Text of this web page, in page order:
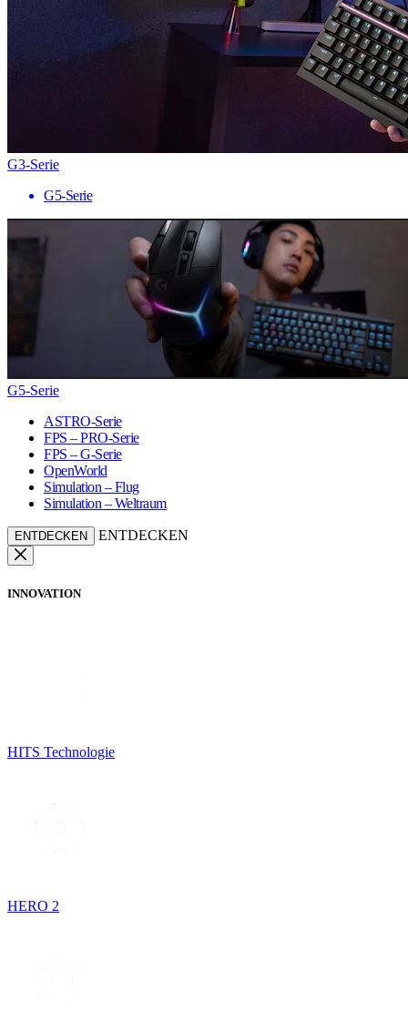
G3-Serie
G5-Serie
G5-Serie
ASTRO-Serie
FPS – PRO-Serie
FPS – G-Serie
OpenWorld
Simulation – Flug
Simulation – Weltraum
ENTDECKEN ENTDECKEN
INNOVATION
HITS Technologie
HERO 2